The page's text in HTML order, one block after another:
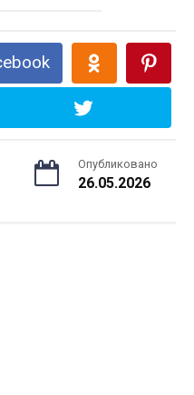
Опубликовано
26.05.2026